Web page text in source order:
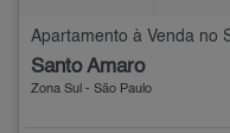
Apartamento à Venda no
Santo Amaro
Zona Sul - São Paulo